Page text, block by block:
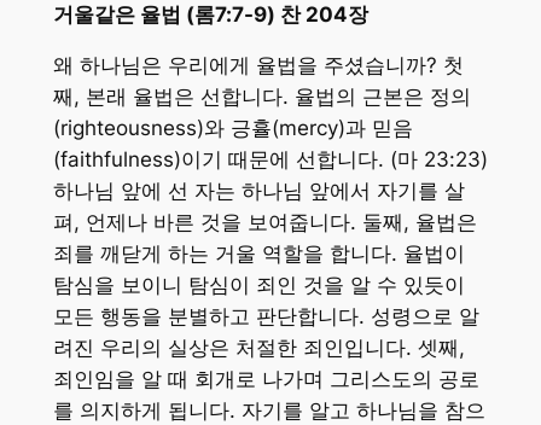
거울같은 율법 (롬7:7-9) 찬 204장
왜 하나님은 우리에게 율법을 주셨습니까? 첫
째, 본래 율법은 선합니다. 율법의 근본은 정의
(righteousness)와 긍휼(mercy)과 믿음
(faithfulness)이기 때문에 선합니다. (마 23:23)
하나님 앞에 선 자는 하나님 앞에서 자기를 살
펴, 언제나 바른 것을 보여줍니다. 둘째, 율법은
죄를 깨닫게 하는 거울 역할을 합니다. 율법이
탐심을 보이니 탐심이 죄인 것을 알 수 있듯이
모든 행동을 분별하고 판단합니다. 성령으로 알
려진 우리의 실상은 처절한 죄인입니다. 셋째,
죄인임을 알 때 회개로 나가며 그리스도의 공로
를 의지하게 됩니다. 자기를 알고 하나님을 참으